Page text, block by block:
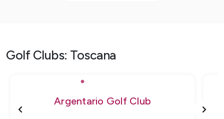
Golf Clubs: Toscana
Argentario Golf Club